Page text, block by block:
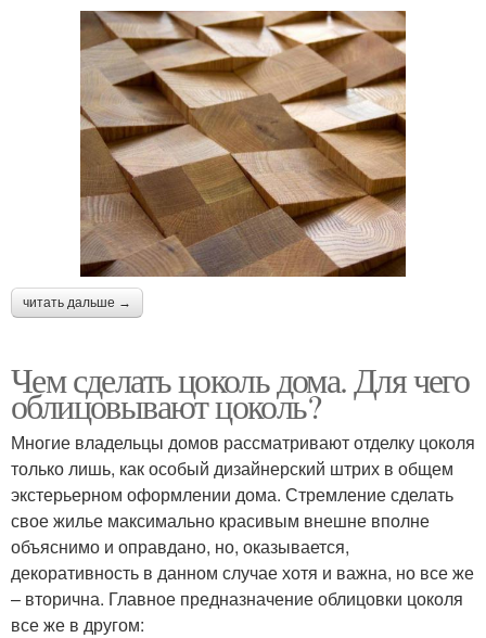
читать дальше →
Чем сделать цоколь дома. Для чего
облицовывают цоколь?
Многие владельцы домов рассматривают отделку цоколя
только лишь, как особый дизайнерский штрих в общем
экстерьерном оформлении дома. Стремление сделать
свое жилье максимально красивым внешне вполне
объяснимо и оправдано, но, оказывается,
декоративность в данном случае хотя и важна, но все же
– вторична. Главное предназначение облицовки цоколя
все же в другом: